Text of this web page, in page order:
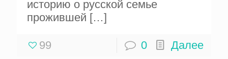
историю о русской семье
прожившей […]
99 0 Далее